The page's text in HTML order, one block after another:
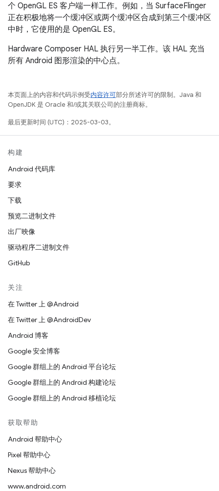
个 OpenGL ES 客户端一样工作。例如，当 SurfaceFlinger
正在积极地将一个缓冲区或两个缓冲区合成到第三个缓冲区
中时，它使用的是 OpenGL ES。
Hardware Composer HAL 执行另一半工作。该 HAL 充当
所有 Android 图形渲染的中心点。
本页面上的内容和代码示例受内容许可部分所述许可的限制。Java 和
OpenJDK 是 Oracle 和/或其关联公司的注册商标。
最后更新时间 (UTC)：2025-03-03。
构建
Android 代码库
要求
下载
预览二进制文件
出厂映像
驱动程序二进制文件
GitHub
关注
在 Twitter 上 @Android
在 Twitter 上 @AndroidDev
Android 博客
Google 安全博客
Google 群组上的 Android 平台论坛
Google 群组上的 Android 构建论坛
Google 群组上的 Android 移植论坛
获取帮助
Android 帮助中心
Pixel 帮助中心
Nexus 帮助中心
www.android.com